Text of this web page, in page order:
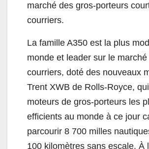
marché des gros-porteurs
courriers.
La famille A350 est la plus
monde et leader sur le
courriers, doté des nouveaux
Trent XWB de Rolls-Royce,
moteurs de gros-porteurs les
efficients au monde à ce jour
parcourir 8 700 milles
100 kilomètres sans escale. À